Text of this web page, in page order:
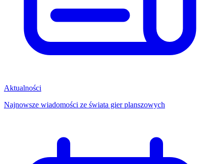
Aktualności
Najnowsze wiadomości ze świata gier planszowych